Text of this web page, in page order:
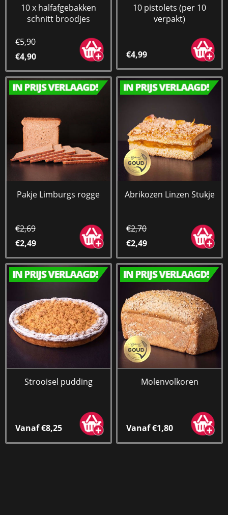
10 x halfafgebakken
schnitt broodjes
€5,90
€4,90
10 pistolets (per 10
verpakt)
€4,99
Pakje Limburgs rogge
€2,69
€2,49
Abrikozen Linzen Stukje
€2,70
€2,49
Strooisel pudding
Vanaf €8,25
Molenvolkoren
Vanaf €1,80